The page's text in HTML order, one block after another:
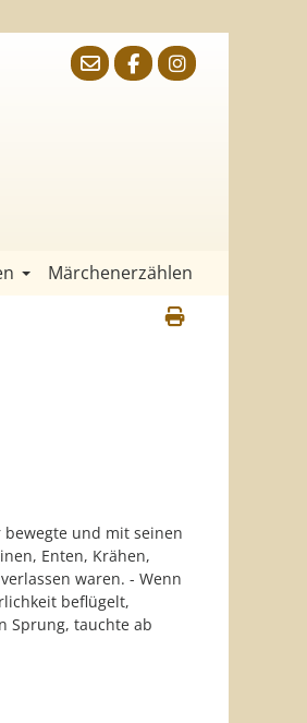
Märchenerzählen
bewegte und mit seinen
Enten, Krähen,
waren. - Wenn
beflügelt,
Sprung, tauchte ab